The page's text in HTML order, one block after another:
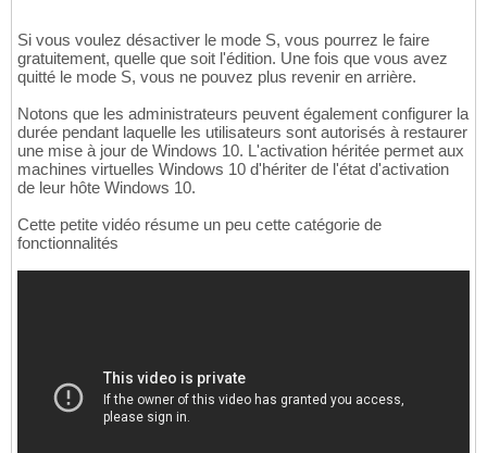
Si vous voulez désactiver le mode S, vous pourrez le faire
gratuitement, quelle que soit l'édition. Une fois que vous avez
quitté le mode S, vous ne pouvez plus revenir en arrière.
Notons que les administrateurs peuvent également configurer la
durée pendant laquelle les utilisateurs sont autorisés à restaurer
une mise à jour de Windows 10. L'activation héritée permet aux
machines virtuelles Windows 10 d'hériter de l'état d'activation
de leur hôte Windows 10.
Cette petite vidéo résume un peu cette catégorie de
fonctionnalités